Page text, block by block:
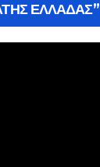
ΕΛΛΑΔΑΣ”